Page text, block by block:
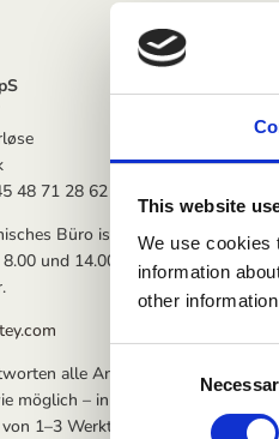
This website
We use cookies
information
other
48 71 28 62
Büro ist werktags
und 14.00 Uhr
alle Anfragen so
möglich – in der Regel
1–3 Werktagen.